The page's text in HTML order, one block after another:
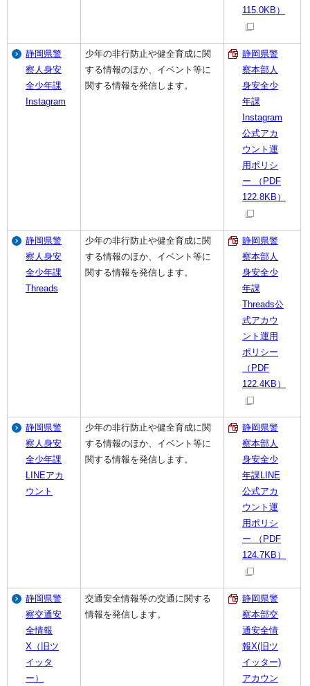
115.0KB）
静岡県警
察人身安
全少年課
Instagram
少年の非行防止や健全育成に関
する情報のほか、イベント等に
関する情報を発信します。
静岡県警
察本部人
身安全少
年課
Instagram
公式アカ
ウント運
用ポリシ
ー （PDF
122.8KB）
静岡県警
察人身安
全少年課
Threads
少年の非行防止や健全育成に関
する情報のほか、イベント等に
関する情報を発信します。
静岡県警
察本部人
身安全少
年課
Threads公
式アカウ
ント運用
ポリシー
（PDF
122.4KB）
静岡県警
察人身安
全少年課
LINEアカ
ウント
少年の非行防止や健全育成に関
する情報のほか、イベント等に
関する情報を発信します。
静岡県警
察本部人
身安全少
年課LINE
公式アカ
ウント運
用ポリシ
ー （PDF
124.7KB）
静岡県警
察交通安
全情報
X（旧ツ
イッタ
ー）
交通安全情報等の交通に関する
情報を発信します。
静岡県警
察本部交
通安全情
報X(旧ツ
イッター)
アカウン